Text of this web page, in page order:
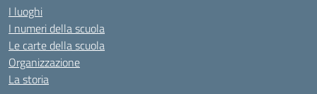
I luoghi
I numeri della scuola
Le carte della scuola
Organizzazione
La storia